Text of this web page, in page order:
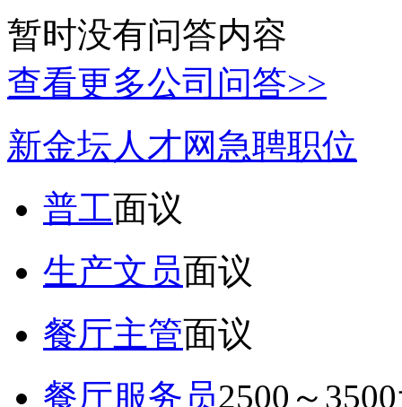
暂时没有问答内容
查看更多公司问答>>
新金坛人才网急聘职位
普工面议
生产文员面议
餐厅主管面议
餐厅服务员2500～